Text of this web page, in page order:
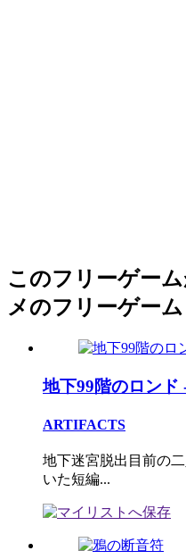
このフリーゲー
メのフリーゲーム
地下99階のロンド
ARTIFACTS
地下迷宮脱出目前の
いた短編...